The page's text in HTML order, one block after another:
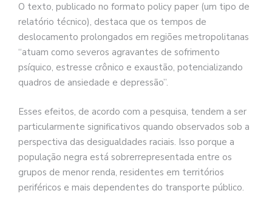
O texto, publicado no formato policy paper (um tipo de
relatório técnico), destaca que os tempos de
deslocamento prolongados em regiões metropolitanas
“atuam como severos agravantes de sofrimento
psíquico, estresse crônico e exaustão, potencializando
quadros de ansiedade e depressão”.
Esses efeitos, de acordo com a pesquisa, tendem a ser
particularmente significativos quando observados sob a
perspectiva das desigualdades raciais. Isso porque a
população negra está sobrerrepresentada entre os
grupos de menor renda, residentes em territórios
periféricos e mais dependentes do transporte público.